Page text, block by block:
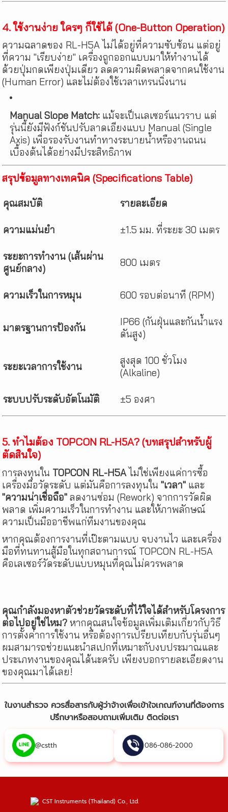
4. ใช้งานง่าย ใครๆ ก็ใช้ได้ (One-Button Operation)
ความฉลาดของ RL-H5A ไม่ได้อยู่ที่ความซับซ้อน แต่อยู่
ที่ความ "เรียบง่าย" เครื่องถูกออกแบบมาให้ทำงานได้
ด้วยปุ่มกดเพียงปุ่มเดียว ลดความผิดพลาดจากคนใช้งาน
(Human Error) และไม่ต้องใช้เวลาเทรนนิ่งนาน
Manual Slope Match: แม้จะเป็นเลเซอร์แนวราบ แต่
รุ่นนี้ยังมีฟังก์ชันปรับลาดเอียงแบบ Manual (Single
Axis) เพื่อรองรับงานทำทางระบายน้ำหรืองานถนน
เบื้องต้นได้อย่างมีประสิทธิภาพ
สรุปข้อมูลทางเทคนิค (Specifications Table)
คุณสมบัติ รายละเอียด
ความแม่นยำ ±1.5 มม. ที่ระยะ 30 เมตร
ระยะการทำงาน (เส้นผ่าน
ศูนย์กลาง)
800 เมตร
ความเร็วในการหมุน 600 รอบต่อนาที (RPM)
มาตรฐานการป้องกัน
IP66 (กันฝุ่นและกันน้ำแรง
ดันสูง)
ระยะเวลาการใช้งาน
สูงสุด 100 ชั่วโมง
(Alkaline)
ระบบปรับระดับอัตโนมัติ ±5 องศา
5. ทำไมต้อง TOPCON RL-H5A? (บทสรุปสำหรับผู้
ตัดสินใจ)
การลงทุนใน TOPCON RL-H5A ไม่ใช่เพียงแค่การซื้อ
เครื่องมือวัดระดับ แต่มันคือการลงทุนใน"เวลา" และ
"ความน่าเชื่อถือ" ลดงานซ่อม (Rework) จากการวัดผิด
พลาด เพิ่มความเร็วในการทำงาน และให้ภาพลักษณ์
ความเป็นมืออาชีพแก่ทีมงานของคุณ
หากคุณต้องการงานที่เป๊ะตามแบบ จบงานไว และเครื่อง
มือที่ทนทานสู้มือในทุกสถานการณ์ TOPCON RL-H5A
คือเลเซอร์วัดระดับแบบหมุนที่คุณไม่ควรพลาด
คุณกำลังมองหาตัวช่วยวัดระดับที่ไว้ใจได้สำหรับโครงการ
ต่อไปอยู่ใช่ไหม? หากคุณสนใจข้อมูลเพิ่มเติมเกี่ยวกับวิธี
การตั้งค่าการใช้งาน หรือต้องการเปรียบเทียบกับรุ่นอื่นๆ
ผมสามารถช่วยแนะนำสเปกที่เหมาะกับงบประมาณและ
ประเภทงานของคุณได้นะครับ เพียงบอกรายละเอียดงาน
ของคุณมาได้เลย!
ในงานสำรวจ ควรสื่อสารกับผู้ว่าจ้างเพื่อเข้าใจเกณฑ์งานที่ต้องการ
ปรึกษาหรือสอบถามเพิ่มเติม ติดต่อเรา
@cstth 086-086-2000